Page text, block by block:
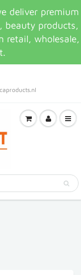
deliver premium
beauty products,
retail, wholesale,